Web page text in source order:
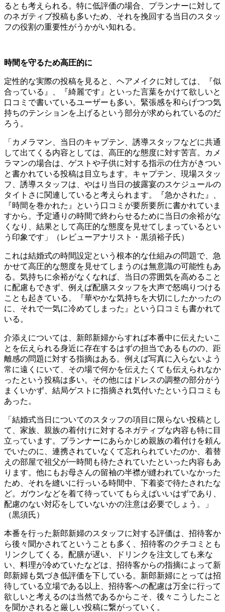
るとも考えられる。特に低評価の場合、プランナーに対して
のネガティブ投稿も多いため、それを挽回する当日のスタッ
フの役割の重要性がうかがい知れる。
時間を守るため高圧的に
定性的な実際の投稿を見ると、ヘアメイクに対しては、『似
合っている』、『綺麗です』といった言葉をかけて欲しいと
口コミで書いているユーザーも多い。緊張感を和らげつつ気
持ちのテンションを上げるという部分が求められているのだ
ろう。
「カメラマン、当日のキャプテン、誘導スタッフなどに共通
して出てくる内容としては、高圧的な態度に対す苦言。カメ
ラマンの場合は、ゲストや子供に対する指示の仕方がきつい
と書かれている投稿は目立ちます。キャプテン、現場スタッ
フ、誘導スタッフは、やはり当日の披露宴のスケジュールの
タイトさに関連していると考えられます。『急かされた』、
『時間を巻かれた』という口コミが要所要所に書かれていま
すから。予定通りの時間で終わらせるために当日の余裕がな
くなり、結果として高圧的な態度を見せてしまっているとい
う印象です」（レビューアナリスト・黒須裕子氏）
これは結婚式の時間設定という根本的な仕組みの問題で、急
かせて高圧的な態度を見せてしまうのは無意識の可能性もあ
る。気持ちに余裕がなくなれば、当日の雰囲気を高めること
に配慮もできず、例えば配膳スタッフを大声で怒鳴りつける
ことも起きている。『華やかな気持ちを大切にしたかったの
に、それで一気に冷めてしまった』という口コミも書かれて
いる。
介添えについては、新郎新婦からすれば本番中に伝えたいこ
とを伝えられる身近に存在するはずの担当であるものの、距
離感の問題に対する指摘はある。例えば写真に入らないよう
常に遠くにいて、その場で何かを伝えたくても伝えられなか
ったという投稿は多い。その他にはドレスの調整の部分がう
まくいかず、結局ゲストに指摘され気付いたという口コミも
あった。
「結婚式当日についてのスタッフの項目に限らない投稿とし
て、家族、親族の着付けに対するネガティブな内容も特に目
立っています。プランナーにあらかじめ親族の着付けを頼ん
でいたのに、連携されていなくて忘れられていたのか、着替
えの部屋で祖父が一時間も待たされていたといった内容もあ
ります。他にもお母さんの留袖の半襟が縫われていなかった
ため、それを縫いに行っいる時間中、下着姿で待たされたな
ど。ガウンなどを着て待っていてもらえばいいはずであり、
配慮のない対応をしていないかの注意は必要でしょう。」
（黒須氏）
本番を行った新郎新婦のスタッフに対する評価は、招待客か
ら後々聞かされてということも多く、招待客のクチコミとも
リンクしてくる。配膳が遅い、ドリンクを注文しても来な
い、料理が冷めていたなどは、招待客からの指摘によって新
郎新婦も気づき低評価を下している。新郎新婦にとっては招
待している立場である以上、招待客への配慮は万全に行って
欲しいと考えるのは当然であるからこそ、後々こうしたこと
を聞かされると厳しい投稿に繋がっていく。